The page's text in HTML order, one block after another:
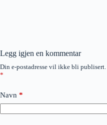
Legg igjen en kommentar
Din e-postadresse vil ikke bli publisert.
*
Navn *